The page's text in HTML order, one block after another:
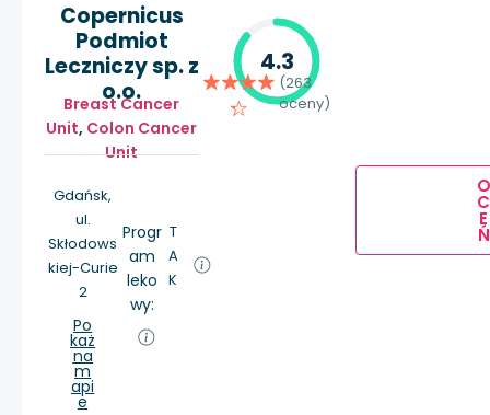
Copernicus
Podmiot
Leczniczy sp. z
o.o.
Breast Cancer
Unit, Colon Cancer
Unit
Gdańsk,
ul.
Skłodows
kiej-Curie
2
Po
każ
na
m
api
e
Progr
am
leko
wy:
T
A
K
4.3
(263
oceny)
O
C
E
Ń